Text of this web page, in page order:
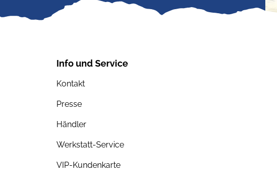
Info und Service
Kontakt
Presse
Händler
Werkstatt-Service
VIP-Kundenkarte